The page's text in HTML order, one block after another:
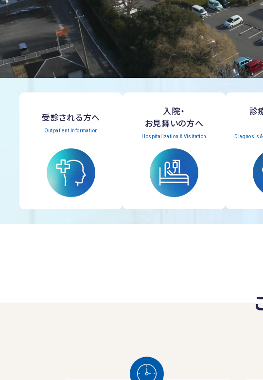
受診される方へ
Outpatient Information
入院・
お見舞いの方へ
Hospitalization & Visitation
診
Diagnosis